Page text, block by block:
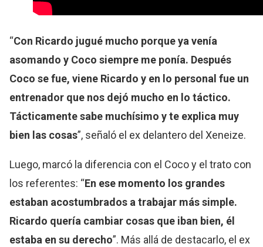
“Con Ricardo jugué mucho porque ya venía
asomando y Coco siempre me ponía. Después
Coco se fue, viene Ricardo y en lo personal fue un
entrenador que nos dejó mucho en lo táctico.
Tácticamente sabe muchísimo y te explica muy
bien las cosas”, señaló el ex delantero del Xeneize.
Luego, marcó la diferencia con el Coco y el trato con
los referentes: “En ese momento los grandes
estaban acostumbrados a trabajar más simple.
Ricardo quería cambiar cosas que iban bien, él
estaba en su derecho”. Más allá de destacarlo, el ex